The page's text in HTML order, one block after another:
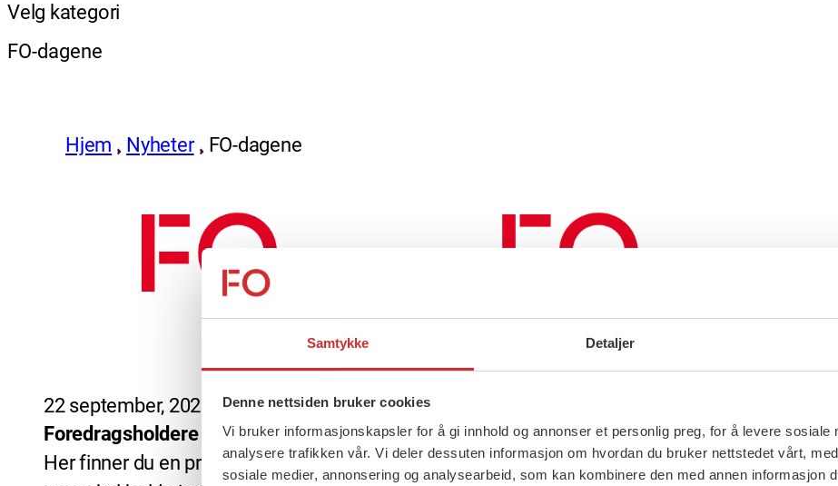
Samtykke Detaljer
Denne nettsiden bruker cookies
Vi bruker informasjonskapsler for å gi innhold og annonser et personlig preg, for å levere sosiale
analysere trafikken vår. Vi deler dessuten informasjon om hvordan du bruker nettstedet vårt,
sosiale medier, annonsering og analysearbeid, som kan kombinere den med annen informasjon
Velg kategori
FO-dagene
Hjem Nyheter FO-dagene
22 september, 2022
Foredragsholdere FO-dagene 2022
Her finner du en presentasjon av de
12 mai, 2022
Program parallellsesjoner
På FO-dagene 4. november kan du
velge mellom seks parallellsesjoner på